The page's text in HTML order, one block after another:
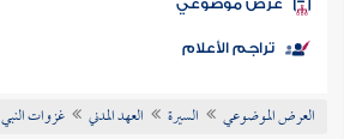
الكتب
موضوعي
تراجم الأعلام
العرض الموضوعي السيرة العهد المدني غزوات النبي